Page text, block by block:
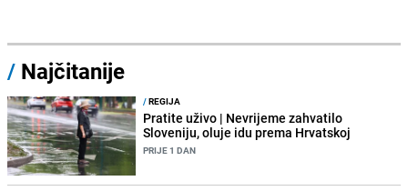
/ Najčitanije
/REGIJA
Pratite uživo | Nevrijeme zahvatilo
Sloveniju, oluje idu prema Hrvatskoj
PRIJE 1 DAN